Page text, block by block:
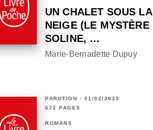
UN CHALET SOUS LA
NEIGE (LE MYSTÈRE
SOLINE, …
Marie-Bernadette Dupuy
PARUTION : 01/02/2023
672 PAGES
ROMANS